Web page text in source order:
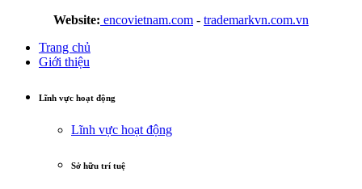
Website: encovietnam.com - trademarkvn.com.vn
Trang chủ
Giới thiệu
Lĩnh vực hoạt động
Lĩnh vực hoạt động
Sở hữu trí tuệ